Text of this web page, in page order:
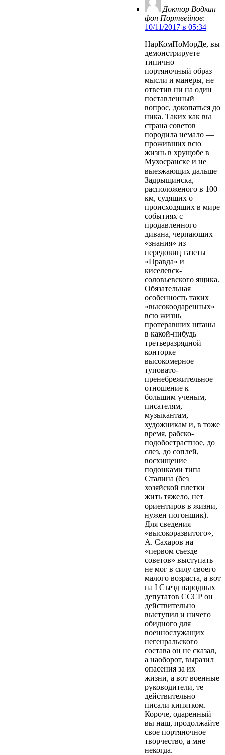
Доктор Водкин
фон Портвейнов:
10/11/2017 в 05:34
НарКомПоМорДе, вы
демонстрируете
типично
портяночный образ
мысли и манеры, не
ответив ни на один
поставленный
вопрос, докопаться до
ника. Таких как вы
страна советов
породила немало —
проживших всю
жизнь в хрущобе в
Мухосранске и не
выезжающих дальше
Задрыщинска,
расположеного в 100
км, судящих о
происходящих в мире
событиях с
продавленного
дивана, черпающих
«знания» из
передовиц газеты
«Правда» и
киселевск-
соловьевского ящика.
Обязательная
особенность таких
«высокоодаренных»
всю жизнь
протеравших штаны
в какой-нибудь
третьеразрядной
конторке —
высокомерное
туповато-
пренебрежительное
отношение к
большим ученым,
писателям,
музыкантам,
художникам и, в тоже
время, рабско-
подобострастное, до
слез, до соплей,
восхищение
подонками типа
Сталина (без
хозяйской плетки
жить тяжело, нет
ориентиров в жизни,
нужен погонщик).
Для сведения
«высокоразвитого»,
А. Сахаров на
«первом съезде
советов» выступать
не мог в силу своего
малого возраста, а вот
на I Съезд народных
депутатов СССР он
действительно
выступил и ничего
обидного для
военнослужащих
негенральского
состава он не сказал,
а наоборот, выразил
опасения за их
жизни, а вот военные
руководители, те
действительно
писали кипятком.
Короче, одаренный
вы наш, продолжайте
свое портяночное
творчество, а мне
некогда.